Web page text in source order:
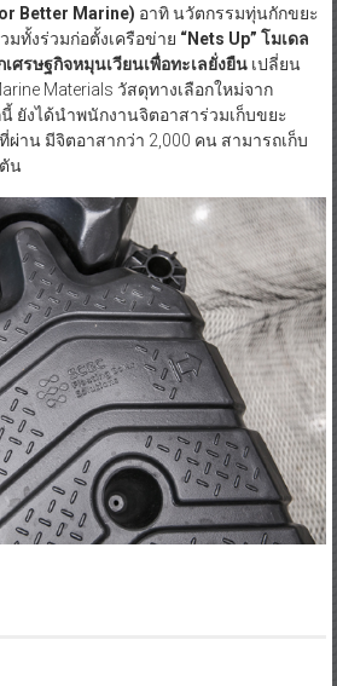
Better Marine) อาทิ นวัตกรรมทุ่นกักขยะ
ทั้งร่วมก่อตั้งเครือข่าย “Nets Up” โมเดล
ศรษฐกิจหมุนเวียนเพื่อทะเลยั่งยืนเปลี่ยน
Materials วัสดุทางเลือกใหม่จาก
ยังได้นำพนักงานจิตอาสาร่วมเก็บขยะ
ผ่าน มีจิตอาสากว่า 2,000 คน สามารถเก็บ
น